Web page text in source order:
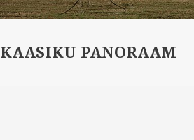
KAASIKU PANORAAM